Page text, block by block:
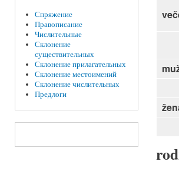
Спряжение
Правописание
Числительные
Склонение
существительных
Склонение прилагательных
Склонение местоимений
Склонение числительных
Предлоги